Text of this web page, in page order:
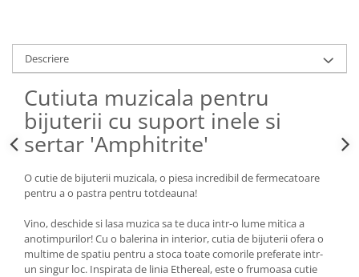
Descriere
Cutiuta muzicala pentru
bijuterii cu suport inele si
sertar 'Amphitrite'
O cutie de bijuterii muzicala, o piesa incredibil de fermecatoare
pentru a o pastra pentru totdeauna!
Vino, deschide si lasa muzica sa te duca intr-o lume mitica a
anotimpurilor! Cu o balerina in interior, cutia de bijuterii ofera o
multime de spatiu pentru a stoca toate comorile preferate intr-
un singur loc. Inspirata de linia Ethereal, este o frumoasa cutie